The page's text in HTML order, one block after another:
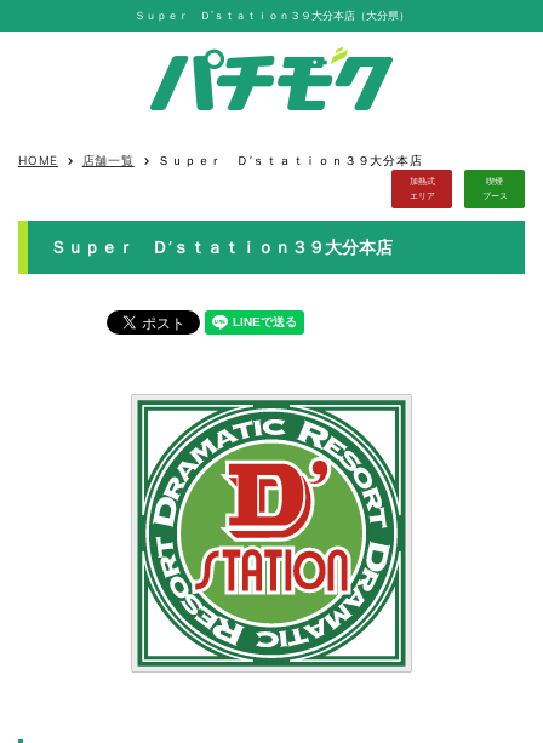
Ｓｕｐｅｒ Ｄ’ｓｔａｔｉｏｎ３９大分本店（大分県）
HOME keyboard_arrow_right 店舗一覧 keyboard_arrow_right Ｓｕｐｅｒ Ｄ’ｓｔａｔｉｏｎ３９大分本店
加熱式
エリア
喫煙
ブース
Ｓｕｐｅｒ Ｄ’ｓｔａｔｉｏｎ３９大分本店